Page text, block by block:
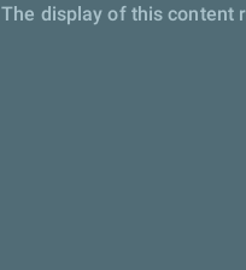
The display of this content